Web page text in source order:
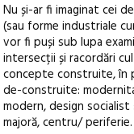
Nu și-ar fi imaginat cei
(sau forme industriale
vor fi puși sub lupa
intersecții și racordări
concepte construite, în
de-construite:
modern, design
majoră, centru/ periferie.